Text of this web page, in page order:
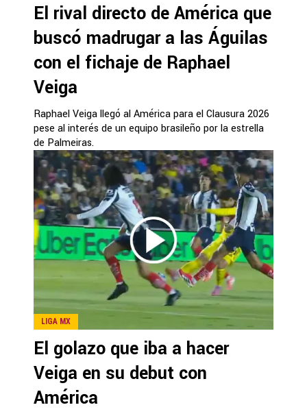
El rival directo de América que
buscó madrugar a las Águilas
con el fichaje de Raphael
Veiga
Raphael Veiga llegó al América para el Clausura 2026
pese al interés de un equipo brasileño por la estrella
de Palmeiras.
LIGA MX
El golazo que iba a hacer
Veiga en su debut con
América